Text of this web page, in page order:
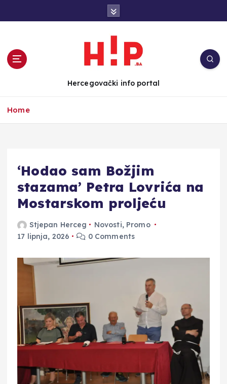
e
Hercegovački info portal
Home
‘Hodao sam Božjim
stazama’ Petra Lovrića na
Mostarskom proljeću
Stjepan Herceg Novosti, Promo
17 lipnja, 2026
0 Comments